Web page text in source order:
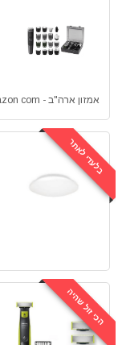
אמזון ארה"ב - Amazon com
בלעדי לאתר
הכי זול שהיה